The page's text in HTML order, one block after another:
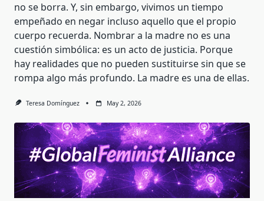
no se borra. Y, sin embargo, vivimos un tiempo
empeñado en negar incluso aquello que el propio
cuerpo recuerda. Nombrar a la madre no es una
cuestión simbólica: es un acto de justicia. Porque
hay realidades que no pueden sustituirse sin que se
rompa algo más profundo. La madre es una de ellas.
Teresa Domínguez May 2, 2026